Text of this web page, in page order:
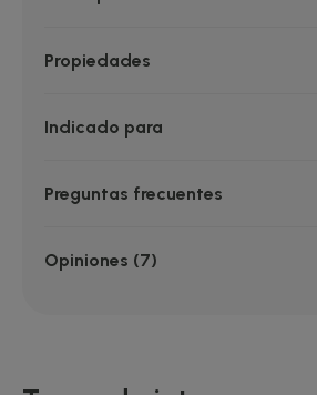
Propiedades
Indicado para
Preguntas frecuentes
Opiniones (7)